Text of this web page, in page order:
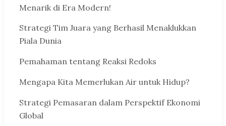
Menarik di Era Modern!
Strategi Tim Juara yang Berhasil Menaklukkan
Piala Dunia
Pemahaman tentang Reaksi Redoks
Mengapa Kita Memerlukan Air untuk Hidup?
Strategi Pemasaran dalam Perspektif Ekonomi
Global